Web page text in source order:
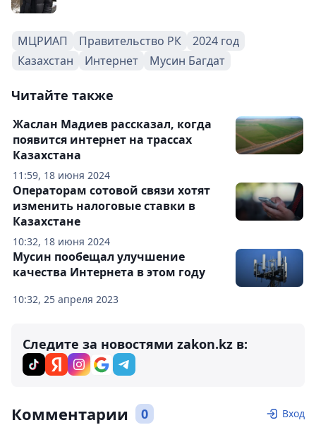
МЦРИАП Правительство РК
2024 год
Казахстан
Интернет Мусин Багдат
Читайте также
11:59, 18 июня 2024
Жаслан Мадиев рассказал, когда
появится интернет на трассах
Казахстана
10:32, 18 июня 2024
Операторам сотовой связи хотят
изменить налоговые ставки в
Казахстане
10:32, 25 апреля 2023
Мусин пообещал улучшение
качества Интернета в этом году
Следите за новостями zakon.kz в:
Комментарии 0 Вход